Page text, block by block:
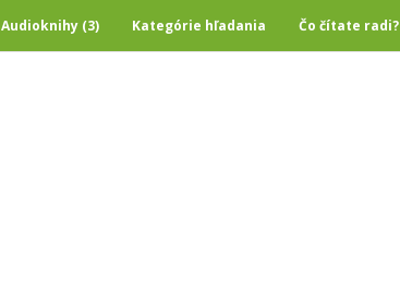
Audioknihy (3) Kategórie hľadania Čo čítate radi?